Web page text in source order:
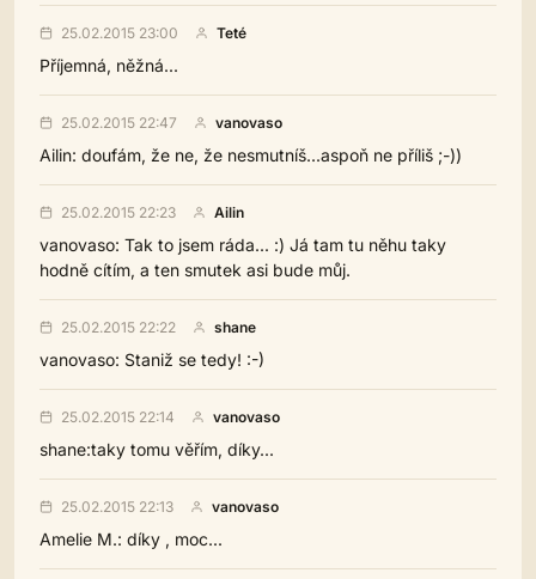
25.02.2015 23:00 Teté
Příjemná, něžná...
25.02.2015 22:47 vanovaso
Ailin: doufám, že ne, že nesmutníš...aspoň ne příliš ;-))
25.02.2015 22:23 Ailin
vanovaso: Tak to jsem ráda... :) Já tam tu něhu taky
hodně cítím, a ten smutek asi bude můj.
25.02.2015 22:22 shane
vanovaso: Staniž se tedy! :-)
25.02.2015 22:14 vanovaso
shane:taky tomu věřím, díky...
25.02.2015 22:13 vanovaso
Amelie M.: díky , moc...